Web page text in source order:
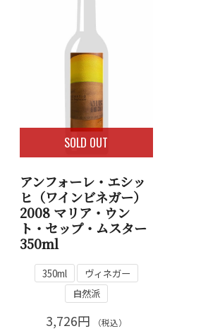
SOLD OUT
アンフォーレ・エシッ
ヒ（ワインビネガー）
2008 マリア・ウン
ト・セップ・ムスター
350ml
350ml
ヴィネガー
自然派
3,726円 （税込）